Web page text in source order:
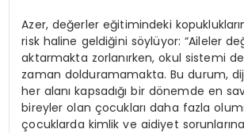
Azer, değerler eğitimindeki
risk haline geldiğini söylüyor: “Aileler
aktarmakta zorlanırken, okul sistemi
zaman dolduramamakta. Bu durum,
her alanı kapsadığı bir dönemde en
bireyler olan çocukları daha fazla
çocuklarda kimlik ve aidiyet